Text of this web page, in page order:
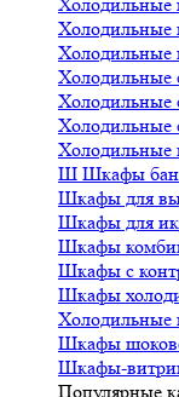
Холодильные
Холодильные
Холодильные
Холодильные
Холодильные
Холодильные
Ш Шкафы
Шкафы для
Шкафы для
Шкафы
Шкафы с
Шкафы
Шкафы
Шкафы-
Популярные